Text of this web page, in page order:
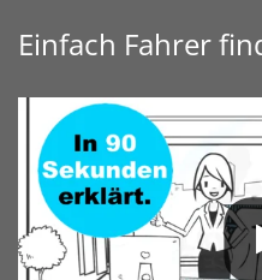
Einfach Fahrer